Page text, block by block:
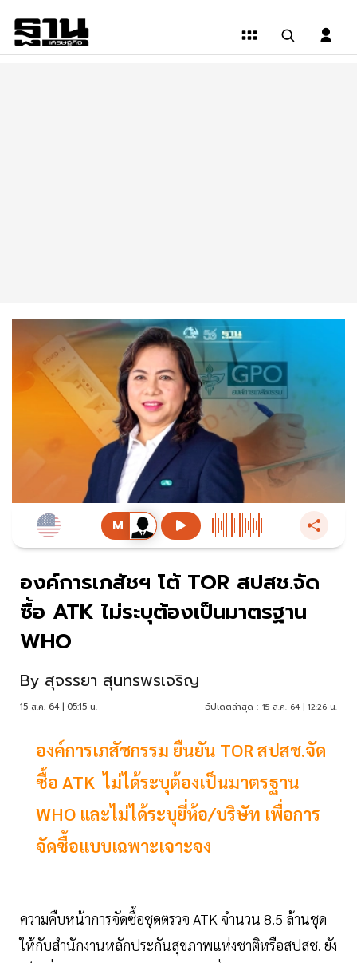
องค์การเภสัชฯ โต้ TOR สปสช.จัด
ซื้อ ATK ไม่ระบุต้องเป็นมาตรฐาน
WHO
By สุจรรยา สุนทรพรเจริญ
15 ส.ค. 64 | 05:15 น. อัปเดตล่าสุด : 15 ส.ค. 64 | 12:26 น.
องค์การเภสัชกรรม ยืนยัน TOR สปสช.จัด
ซื้อ ATK ไม่ได้ระบุต้องเป็นมาตรฐาน
WHO และไม่ได้ระบุยี่ห้อ/บริษัท เพื่อการ
จัดซื้อแบบเฉพาะเจาะจง
ความคืบหน้าการจัดซื้อชุดตรวจ ATK จำนวน 8.5 ล้านชุด
ให้กับสำนักงานหลักประกันสุขภาพแห่งชาติหรือสปสช. ยัง